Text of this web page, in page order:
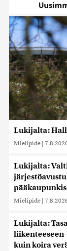
Lukijalta:
Mielipide |
Lukijalta:
Mielipide |
Lukijalta:
liikenteeseen
kuin koira